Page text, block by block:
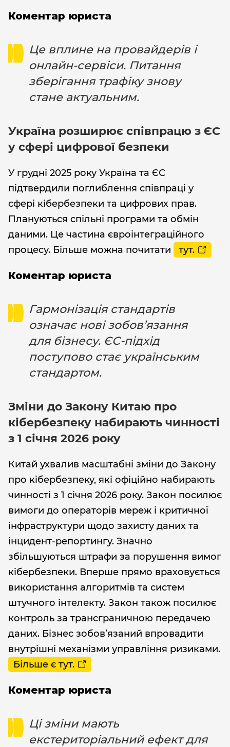
Коментар юриста
Це вплине на провайдерів і
онлайн-сервіси. Питання
зберігання трафіку знову
стане актуальним.
Україна розширює співпрацю з ЄС
у сфері цифрової безпеки
У грудні 2025 року Україна та ЄС
підтвердили поглиблення співпраці у
сфері кібербезпеки та цифрових прав.
Плануються спільні програми та обмін
даними. Це частина євроінтеграційного
процесу. Більше можна почитати
тут.
Коментар юриста
Гармонізація стандартів
означає нові зобов’язання
для бізнесу. ЄС-підхід
поступово стає українським
стандартом.
Зміни до Закону Китаю про
кібербезпеку набирають чинності
з 1 січня 2026 року
Китай ухвалив масштабні зміни до Закону
про кібербезпеку, які офіційно набирають
чинності з 1 січня 2026 року. Закон посилює
вимоги до операторів мереж і критичної
інфраструктури щодо захисту даних та
інцидент-репортингу. Значно
збільшуються штрафи за порушення вимог
кібербезпеки. Вперше прямо враховується
використання алгоритмів та систем
штучного інтелекту. Закон також посилює
контроль за трансграничною передачею
даних. Бізнес зобов’язаний впровадити
внутрішні механізми управління ризиками.
Більше є тут.
Коментар юриста
Ці зміни мають
екстериторіальний ефект для